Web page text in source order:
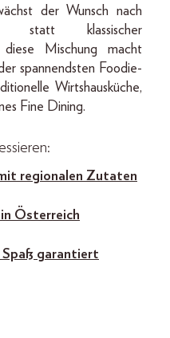
der Wunsch nach
statt klassischer
diese Mischung macht
spannendsten Foodie-
Wirtshausküche,
Fine Dining.
regionalen Zutaten
Österreich
Spaß garantiert